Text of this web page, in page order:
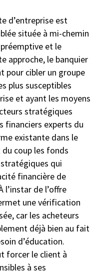
d’entreprise est
située à mi-chemin
et le
approche, le banquier
pour cibler un groupe
plus susceptibles
et ayant les moyens
stratégiques
financiers experts du
existante dans le
coup les fonds
qui
financière de
l’instar de l’offre
une vérification
car les acheteurs
déjà bien au fait
d’éducation.
forcer le client à
à ses